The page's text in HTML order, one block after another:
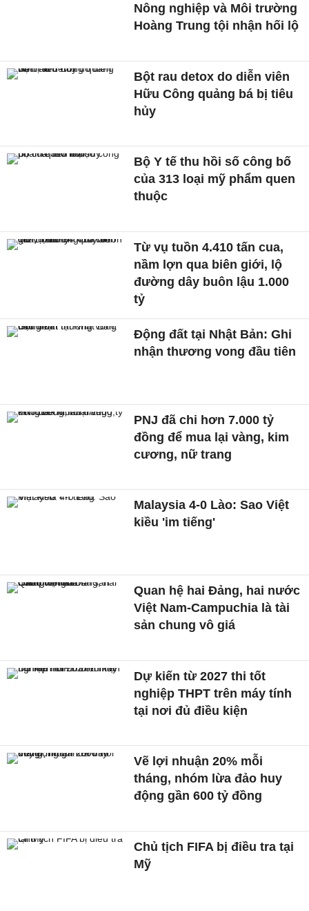
Nông nghiệp và Môi trường
Hoàng Trung tội nhận hối lộ
Bột rau detox do diễn viên
Hữu Công quảng bá bị tiêu
hủy
Bộ Y tế thu hồi số công bố
của 313 loại mỹ phẩm quen
thuộc
Từ vụ tuồn 4.410 tấn cua,
nầm lợn qua biên giới, lộ
đường dây buôn lậu 1.000
tỷ
Động đất tại Nhật Bản: Ghi
nhận thương vong đầu tiên
PNJ đã chi hơn 7.000 tỷ
đồng để mua lại vàng, kim
cương, nữ trang
Malaysia 4-0 Lào: Sao Việt
kiều 'im tiếng'
Quan hệ hai Đảng, hai nước
Việt Nam-Campuchia là tài
sản chung vô giá ​
Dự kiến từ 2027 thi tốt
nghiệp THPT trên máy tính
tại nơi đủ điều kiện
Vẽ lợi nhuận 20% mỗi
tháng, nhóm lừa đảo huy
động gần 600 tỷ đồng
Chủ tịch FIFA bị điều tra tại
Mỹ